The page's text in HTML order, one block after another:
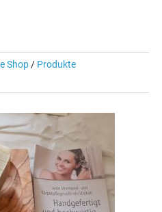
Shop / Produkte